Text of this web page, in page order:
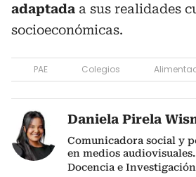
adaptada a sus realidades
socioeconómicas.
PAE Colegios
Daniela Pirela
Comunicadora social y
en medios
Docencia e Investigación